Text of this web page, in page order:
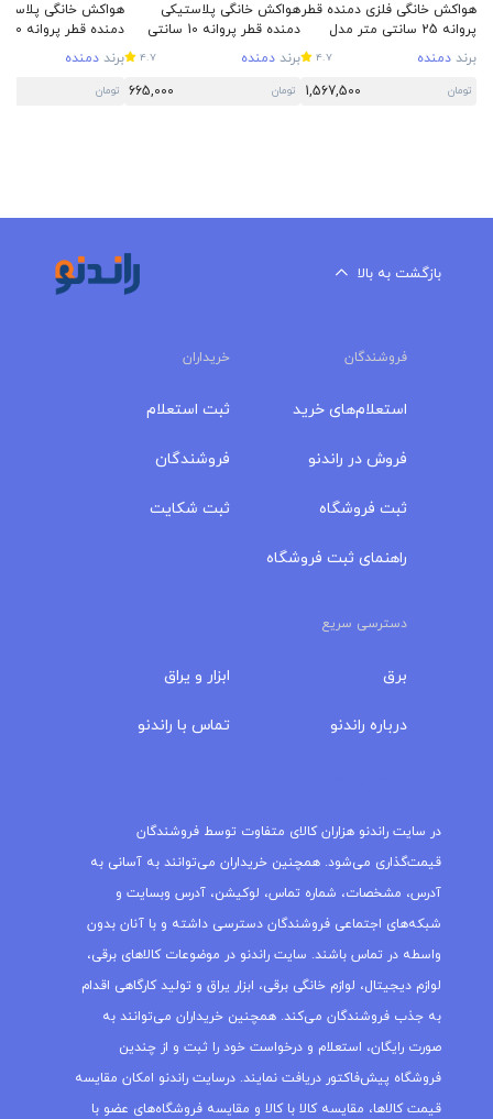
هواکش خانگی فلزی دمنده قطر
پروانه 25 سانتی متر مدل
VMA-25C4Sبرند دمنده 4.7
تومان 1,567,500
هواکش خانگی پلاستیکی
دمنده قطر پروانه 10 سانتی
متر مدل توربو VPH-10S2Sبرند دمنده 4.7
تومان 665,000
هواکش خانگی
متر مدل اتولوکس VAL-20H2Sبرند دمنده
تومان
بازگشت به بالا
فروشندگان خریداران
استعلام‌های خرید
فروش در راندنو
ثبت فروشگاه
راهنمای ثبت فروشگاه
ثبت استعلام
فروشندگان
ثبت شکایت
دسترسی سریع
برق
درباره‌ راندنو
ابزار و یراق
تماس با راندنو
در سایت راندنو هزاران کالای متفاوت توسط فروشندگان
قیمت‌گذاری می‌شود. همچنین خریداران می‌توانند به آسانی به
آدرس، مشخصات، شماره تماس، لوکیشن، آدرس وبسایت و
شبکه‌های اجتماعی فروشندگان دسترسی داشته و با آنان بدون
واسطه در تماس باشند. سایت راندنو در موضوعات کالاهای برقی،
لوازم دیجیتال، لوازم خانگی برقی، ابزار یراق و تولید کارگاهی اقدام
به جذب فروشندگان می‌کند. همچنین خریداران می‌توانند به
صورت رایگان، استعلام و درخواست خود را ثبت و از چندین
فروشگاه پیش‌فاکتور دریافت نمایند. درسایت راندنو امکان مقایسه
قیمت کالاها، مقایسه کالا با کالا و مقایسه فروشگاه‌های عضو با